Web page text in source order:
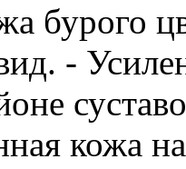
бурого
-
кожа